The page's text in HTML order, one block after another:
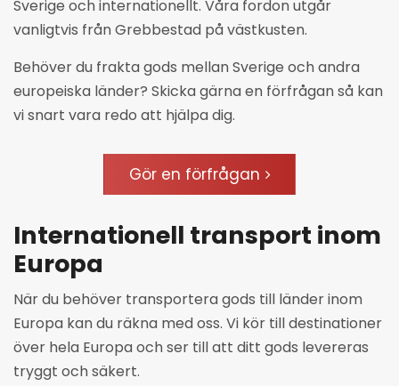
Sverige och internationellt. Våra fordon utgår
vanligtvis från Grebbestad på västkusten.
Behöver du frakta gods mellan Sverige och andra
europeiska länder? Skicka gärna en förfrågan så kan
vi snart vara redo att hjälpa dig.
Gör en förfrågan
Internationell transport inom
Europa
När du behöver transportera gods till länder inom
Europa kan du räkna med oss. Vi kör till destinationer
över hela Europa och ser till att ditt gods levereras
tryggt och säkert.